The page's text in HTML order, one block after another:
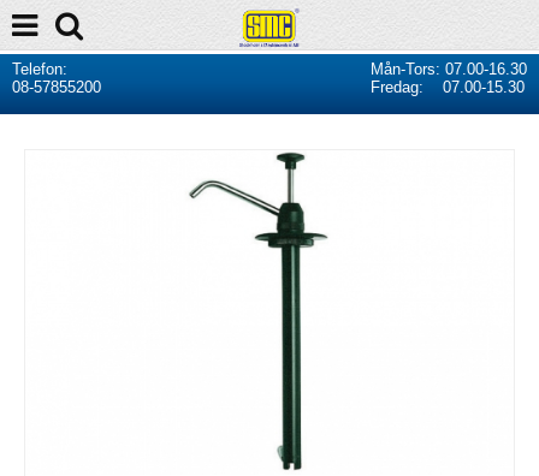
Telefon:
08-57855200
Mån-Tors: 07.00-16.30
Fredag: 07.00-15.30